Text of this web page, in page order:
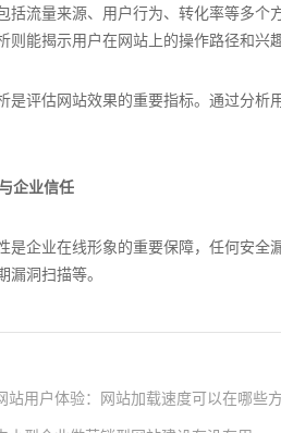
括流量来源、用户行为、转化率等多
则能揭示用户在网站上的操作路径和兴
是评估网站效果的重要指标。通过分
企业信任
是企业在线形象的重要保障，任何安
漏洞扫描等。
站用户体验：网站加载速度可以在哪些